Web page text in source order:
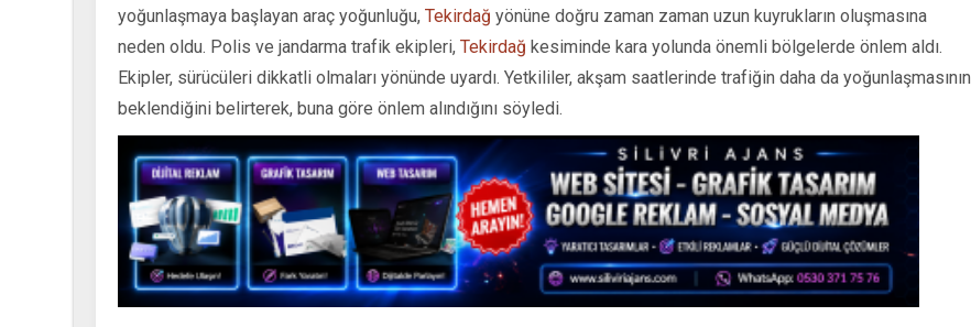
yoğunlaşmaya başlayan araç yoğunluğu, Tekirdağ yönüne doğru zaman zaman uzun kuyrukların oluşmasına
neden oldu. Polis ve jandarma trafik ekipleri, Tekirdağ kesiminde kara yolunda önemli bölgelerde önlem aldı.
Ekipler, sürücüleri dikkatli olmaları yönünde uyardı. Yetkililer, akşam saatlerinde trafiğin daha da yoğunlaşmasının
beklendiğini belirterek, buna göre önlem alındığını söyledi.